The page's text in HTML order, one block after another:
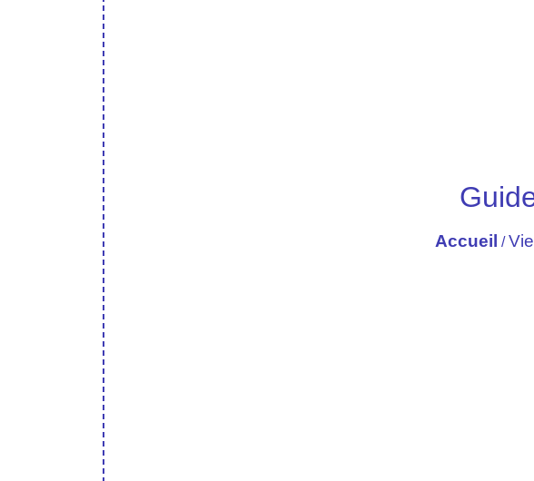
Accueil /